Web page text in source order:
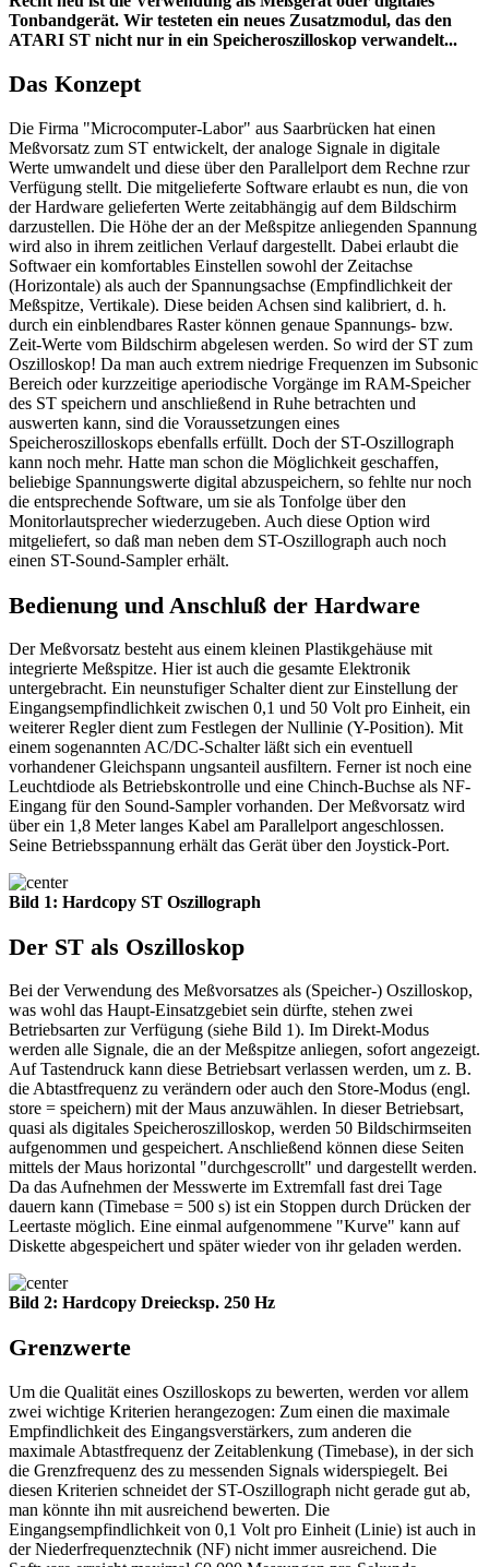
Tonbandgerät. Wir testeten ein neues Zusatzmodul, das den
ATARI ST nicht nur in ein Speicheroszilloskop verwandelt...
Das Konzept
Die Firma "Microcomputer-Labor" aus Saarbrücken hat einen
Meßvorsatz zum ST entwickelt, der analoge Signale in digitale
Werte umwandelt und diese über den Parallelport dem Rechne rzur
Verfügung stellt. Die mitgelieferte Software erlaubt es nun, die von
der Hardware gelieferten Werte zeitabhängig auf dem Bildschirm
darzustellen. Die Höhe der an der Meßspitze anliegenden Spannung
wird also in ihrem zeitlichen Verlauf dargestellt. Dabei erlaubt die
Softwaer ein komfortables Einstellen sowohl der Zeitachse
(Horizontale) als auch der Spannungsachse (Empfindlichkeit der
Meßspitze, Vertikale). Diese beiden Achsen sind kalibriert, d. h.
durch ein einblendbares Raster können genaue Spannungs- bzw.
Zeit-Werte vom Bildschirm abgelesen werden. So wird der ST zum
Oszilloskop! Da man auch extrem niedrige Frequenzen im Subsonic
Bereich oder kurzzeitige aperiodische Vorgänge im RAM-Speicher
des ST speichern und anschließend in Ruhe betrachten und
auswerten kann, sind die Voraussetzungen eines
Speicheroszilloskops ebenfalls erfüllt. Doch der ST-Oszillograph
kann noch mehr. Hatte man schon die Möglichkeit geschaffen,
beliebige Spannungswerte digital abzuspeichern, so fehlte nur noch
die entsprechende Software, um sie als Tonfolge über den
Monitorlautsprecher wiederzugeben. Auch diese Option wird
mitgeliefert, so daß man neben dem ST-Oszillograph auch noch
einen ST-Sound-Sampler erhält.
Bedienung und Anschluß der Hardware
Der Meßvorsatz besteht aus einem kleinen Plastikgehäuse mit
integrierte Meßspitze. Hier ist auch die gesamte Elektronik
untergebracht. Ein neunstufiger Schalter dient zur Einstellung der
Eingangsempfindlichkeit zwischen 0,1 und 50 Volt pro Einheit, ein
weiterer Regler dient zum Festlegen der Nullinie (Y-Position). Mit
einem sogenannten AC/DC-Schalter läßt sich ein eventuell
vorhandener Gleichspann ungsanteil ausfiltern. Ferner ist noch eine
Leuchtdiode als Betriebskontrolle und eine Chinch-Buchse als NF-
Eingang für den Sound-Sampler vorhanden. Der Meßvorsatz wird
über ein 1,8 Meter langes Kabel am Parallelport angeschlossen.
Seine Betriebsspannung erhält das Gerät über den Joystick-Port.
Bild 1: Hardcopy ST Oszillograph
Der ST als Oszilloskop
Bei der Verwendung des Meßvorsatzes als (Speicher-) Oszilloskop,
was wohl das Haupt-Einsatzgebiet sein dürfte, stehen zwei
Betriebsarten zur Verfügung (siehe Bild 1). Im Direkt-Modus
werden alle Signale, die an der Meßspitze anliegen, sofort angezeigt.
Auf Tastendruck kann diese Betriebsart verlassen werden, um z. B.
die Abtastfrequenz zu verändern oder auch den Store-Modus (engl.
store = speichern) mit der Maus anzuwählen. In dieser Betriebsart,
quasi als digitales Speicheroszilloskop, werden 50 Bildschirmseiten
aufgenommen und gespeichert. Anschließend können diese Seiten
mittels der Maus horizontal "durchgescrollt" und dargestellt werden.
Da das Aufnehmen der Messwerte im Extremfall fast drei Tage
dauern kann (Timebase = 500 s) ist ein Stoppen durch Drücken der
Leertaste möglich. Eine einmal aufgenommene "Kurve" kann auf
Diskette abgespeichert und später wieder von ihr geladen werden.
Bild 2: Hardcopy Dreiecksp. 250 Hz
Grenzwerte
Um die Qualität eines Oszilloskops zu bewerten, werden vor allem
zwei wichtige Kriterien herangezogen: Zum einen die maximale
Empfindlichkeit des Eingangsverstärkers, zum anderen die
maximale Abtastfrequenz der Zeitablenkung (Timebase), in der sich
die Grenzfrequenz des zu messenden Signals widerspiegelt. Bei
diesen Kriterien schneidet der ST-Oszillograph nicht gerade gut ab,
man könnte ihn mit ausreichend bewerten. Die
Eingangsempfindlichkeit von 0,1 Volt pro Einheit (Linie) ist auch in
der Niederfrequenztechnik (NF) nicht immer ausreichend. Die